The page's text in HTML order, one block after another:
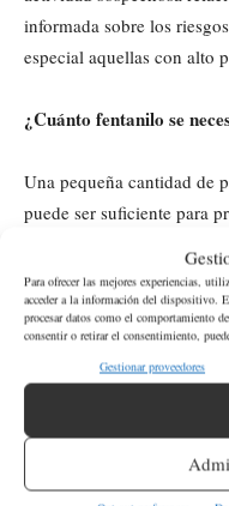
Para ofrecer las mejores experiencias,
acceder a la información del dispositivo.
procesar datos como el comportamiento
consentir o retirar el consentimiento,
Gestionar proveedores
informada sobre los
especial aquellas con alto
¿Cuánto fentanilo se
Una pequeña cantidad de
puede ser suficiente para
¿Por qué el fentanilo es
fentaniloes entre 50 y
Su potencia hace que una
dificultando la
¿Cuál es el rol del